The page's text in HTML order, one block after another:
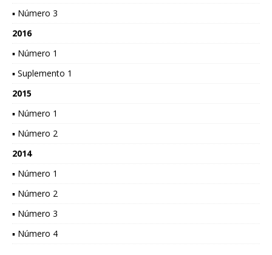
▪ Número 3
2016
▪ Número 1
▪ Suplemento 1
2015
▪ Número 1
▪ Número 2
2014
▪ Número 1
▪ Número 2
▪ Número 3
▪ Número 4